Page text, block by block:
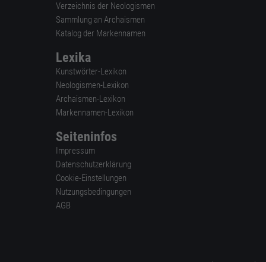
Verzeichnis der Neologismen
Sammlung an Archaismen
Katalog der Markennamen
Lexika
Kunstwörter-Lexikon
Neologismen-Lexikon
Archaismen-Lexikon
Markennamen-Lexikon
Seiteninfos
Impressum
Datenschutzerklärung
Cookie-Einstellungen
Nutzungsbedingungen
AGB